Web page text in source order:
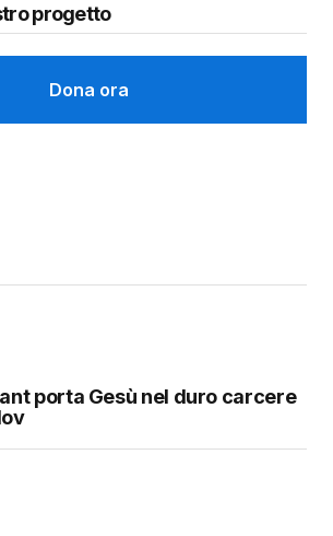
progetto
Dona ora
porta Gesù nel duro carcere